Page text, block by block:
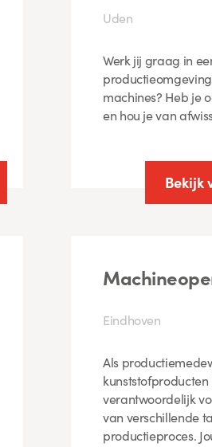
Uden
Werk jij graag in
machines? Heb je
en hou je van
Bekijk
Eindhoven
Als
kunststofproducten
verantwoordelijk
van verschillende
productieproces.